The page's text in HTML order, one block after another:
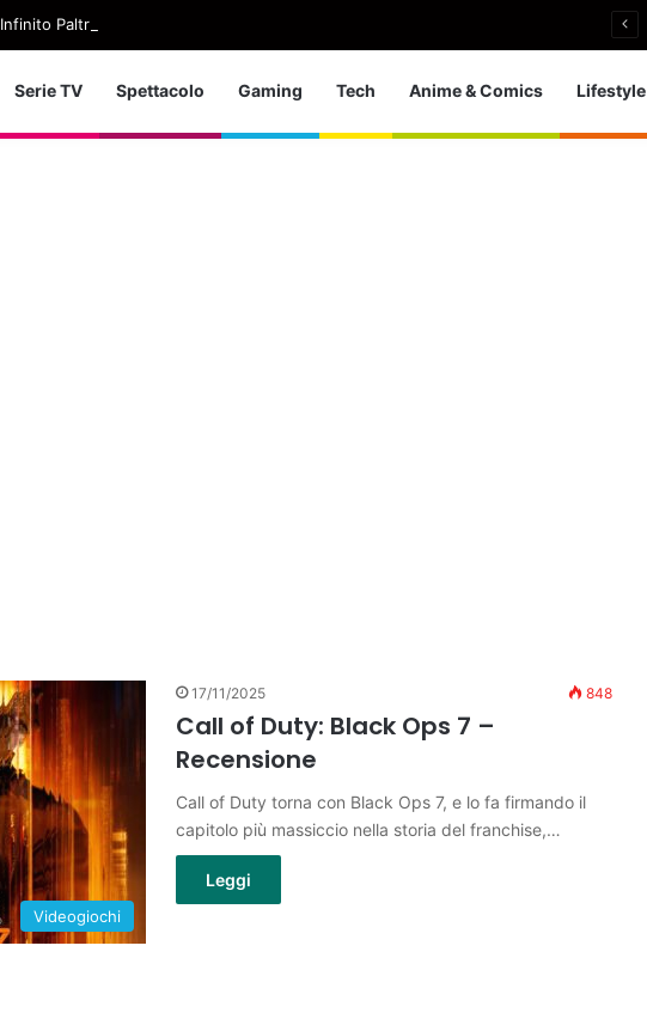
Infinito Paltrinieri: bronzo europeo nella 5 km in acque libere
Serie TV Spettacolo Gaming Tech Anime & Comics Lifestyle
Videogiochi
17/11/2025 848
Call of Duty: Black Ops 7 –
Recensione
Call of Duty torna con Black Ops 7, e lo fa firmando il
capitolo più massiccio nella storia del franchise,…
Leggi